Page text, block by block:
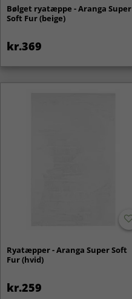
Bølget ryatæppe - Aranga Super
Soft Fur (beige)
kr.369
Ryatæpper - Aranga Super Soft
Fur (hvid)
kr.259